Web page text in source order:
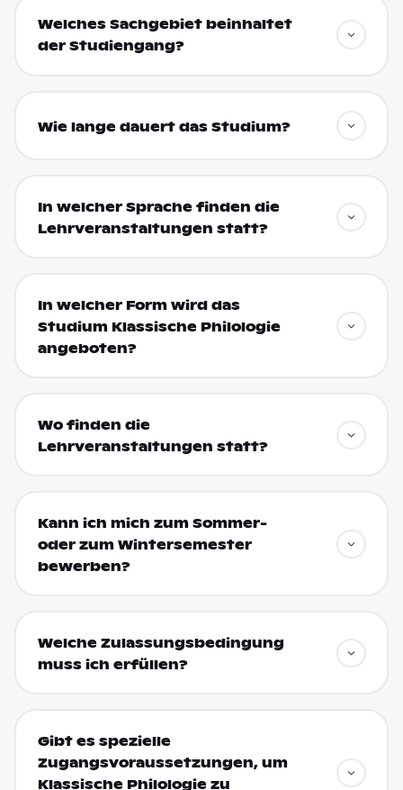
Welches Sachgebiet beinhaltet
der Studiengang?
Wie lange dauert das Studium?
In welcher Sprache finden die
Lehrveranstaltungen statt?
In welcher Form wird das
Studium Klassische Philologie
angeboten?
Wo finden die
Lehrveranstaltungen statt?
Kann ich mich zum Sommer-
oder zum Wintersemester
bewerben?
Welche Zulassungsbedingung
muss ich erfüllen?
Gibt es spezielle
Zugangsvoraussetzungen, um
Klassische Philologie zu